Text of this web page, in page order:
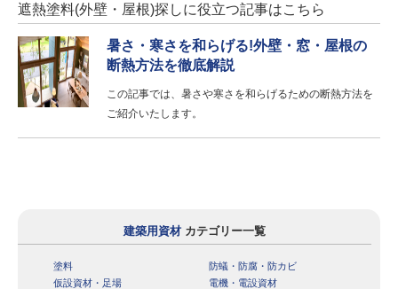
遮熱塗料(外壁・屋根)探しに役立つ記事はこちら
暑さ・寒さを和らげる!外壁・窓・屋根の
断熱方法を徹底解説
この記事では、暑さや寒さを和らげるための断熱方法を
ご紹介いたします。
建築用資材 カテゴリー一覧
塗料
防蟻・防腐・防カビ
仮設資材・足場
電機・電設資材